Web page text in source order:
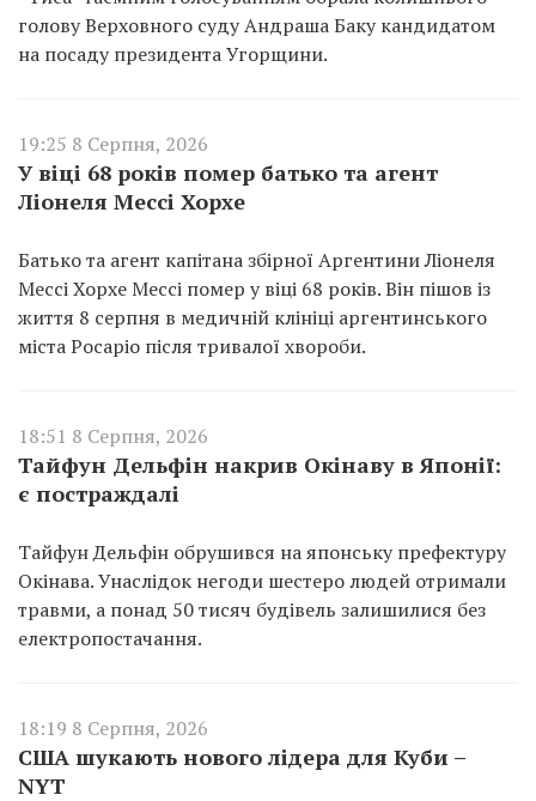
голову Верховного суду Андраша Баку кандидатом
на посаду президента Угорщини.
19:25 8 Серпня, 2026
У віці 68 років помер батько та агент
Ліонеля Мессі Хорхе
Батько та агент капітана збірної Аргентини Ліонеля
Мессі Хорхе Мессі помер у віці 68 років. Він пішов із
життя 8 серпня в медичній клініці аргентинського
міста Росаріо після тривалої хвороби.
18:51 8 Серпня, 2026
Тайфун Дельфін накрив Окінаву в Японії:
є постраждалі
Тайфун Дельфін обрушився на японську префектуру
Окінава. Унаслідок негоди шестеро людей отримали
травми, а понад 50 тисяч будівель залишилися без
електропостачання.
18:19 8 Серпня, 2026
США шукають нового лідера для Куби –
NYT